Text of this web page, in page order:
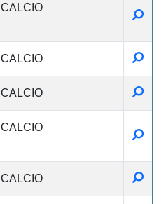
CALCIO
CALCIO
CALCIO
CALCIO
CALCIO